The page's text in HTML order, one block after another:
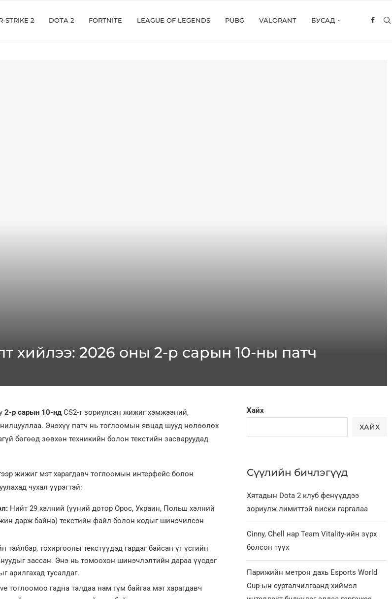
STRIKE 2 DOTA 2 FORTNITE LEAGUE OF LEGENDS PUBG VALORANT БУСАД
хийлээ: 2026 оны 2-р сарын 10-ны патч
2-р сарын 10-ндCS2-т зориулсан жижиг хэмжээний,
Энэхүү патч нь тоглоомын явцад шууд нөлөөлөх
бөгөөд зөвхөн техникийн болон текстийн засваруудад
жижиг мэт харагдавч тоглоомын интерфейс болон
чухал үүрэгтэй:
Нийт 29 хэлний (үүний дотор Орос, Украин, Польш хэлний
дарж байна) текстийн файл болон кодыг шинэчилсэн
тайлбар, тохиргооны текстүүдэд гардаг байсан үг үсгийн
зассан. Энэ нь томоохон шинэчлэлтийн дараа үүсдэг
арилгахад тусалдаг.
тоглоомоо гадна талдаа нам гүм байгаа мэт харагдавч
Хайх
ХАЙХ
Сүүлийн бичлэгүүд
Хятадын Dota 2 клуб фенүүддээ
зориулж лимиттэй виски гаргалаа
Cinny, Chell нар Team Vitality-ийн зүрх
болсон түүх
Парижийн метрон дахь Esports World
Cup-ын сурталчилгаанд хиймэл